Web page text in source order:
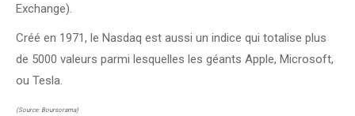
Exchange).
Créé en 1971, le Nasdaq est aussi un indice qui totalise plus
de 5000 valeurs parmi lesquelles les géants Apple, Microsoft,
ou Tesla.
(Source: Boursorama)